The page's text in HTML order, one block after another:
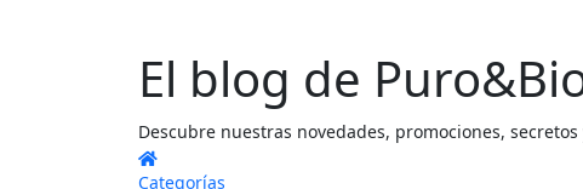
El blog de
Descubre nuestras novedades, promociones,
Home
Categorías